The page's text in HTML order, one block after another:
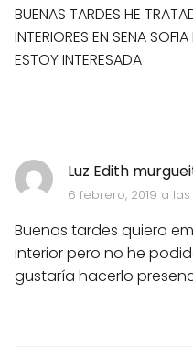
BUENAS TARDES HE
INTERIORES EN SENA
ESTOY INTERESADA
Luz Edith
6 febrero, 2019 a las
Buenas tardes quiero
interior pero no he
gustaría hacerlo